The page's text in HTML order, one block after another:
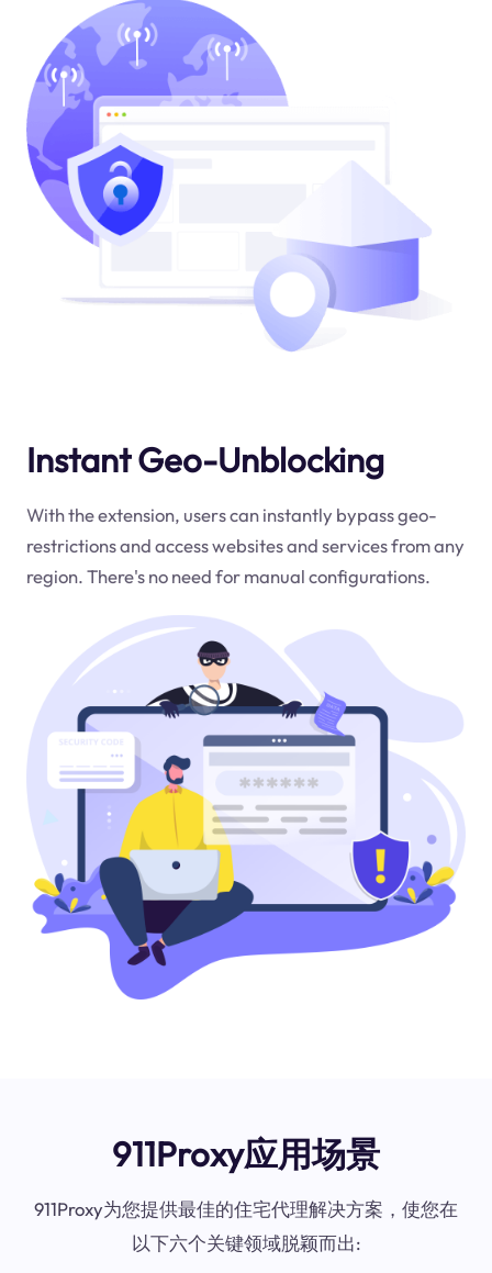
Instant Geo-Unblocking
With the extension, users can instantly bypass geo-
restrictions and access websites and services from any
region. There's no need for manual configurations.
911Proxy应用场景
911Proxy为您提供最佳的住宅代理解决方案，使您在
以下六个关键领域脱颖而出: